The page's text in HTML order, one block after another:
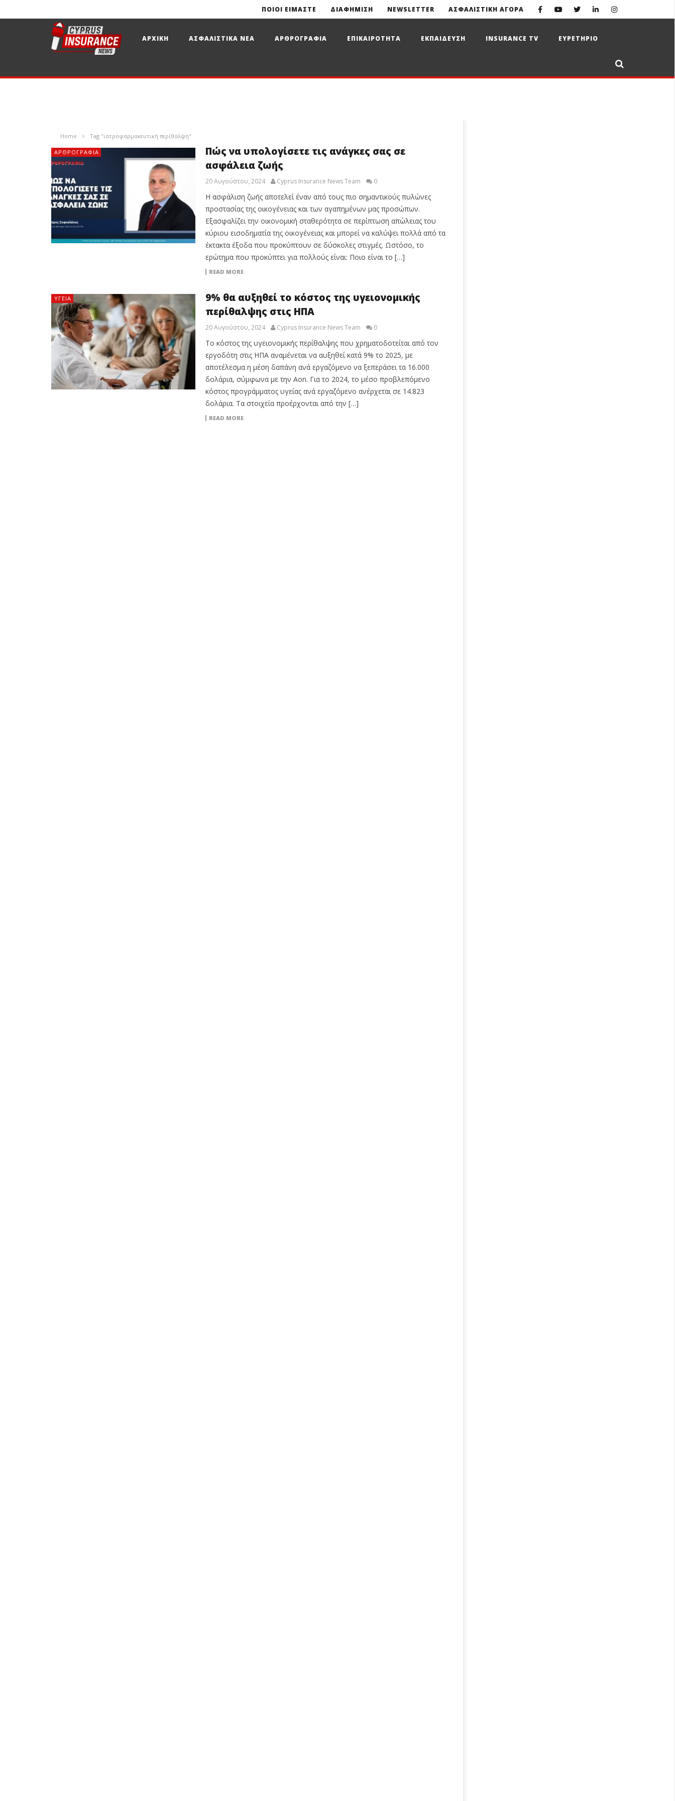
ΠΟΙΟΙ ΕΙΜΑΣΤΕ ΔΙΑΦΗΜΙΣΗ NEWSLETTER ΑΣΦΑΛΙΣΤΙΚΗ ΑΓΟΡΑ
ΑΡΧΙΚΗ ΑΣΦΑΛΙΣΤΙΚΑ ΝΕΑ ΑΡΘΡΟΓΡΑΦΙΑ ΕΠΙΚΑΙΡΟΤΗΤΑ ΕΚΠΑΙΔΕΥΣΗ INSURANCE TV ΕΥΡΕΤΗΡΙΟ
Home Tag "ιατροφαρμακευτική περίθαλψη"
ΑΡΘΡΟΓΡΑΦΊΑ
Πώς να υπολογίσετε τις ανάγκες σας σε
ασφάλεια ζωής
20 Αυγούστου, 2024 Cyprus Insurance News Team 0
Η ασφάλιση ζωής αποτελεί έναν από τους πιο σημαντικούς πυλώνες
προστασίας της οικογένειας και των αγαπημένων μας προσώπων.
Εξασφαλίζει την οικονομική σταθερότητα σε περίπτωση απώλειας του
κύριου εισοδηματία της οικογένειας και μπορεί να καλύψει πολλά από τα
έκτακτα έξοδα που προκύπτουν σε δύσκολες στιγμές. Ωστόσο, το
ερώτημα που προκύπτει για πολλούς είναι: Ποιο είναι το […]
READ MORE
ΥΓΕΊΑ
9% θα αυξηθεί το κόστος της υγειονομικής
περίθαλψης στις ΗΠΑ
20 Αυγούστου, 2024 Cyprus Insurance News Team 0
Το κόστος της υγειονομικής περίθαλψης που χρηματοδοτείται από τον
εργοδότη στις ΗΠΑ αναμένεται να αυξηθεί κατά 9% το 2025, με
αποτέλεσμα η μέση δαπάνη ανά εργαζόμενο να ξεπεράσει τα 16.000
δολάρια, σύμφωνα με την Aon. Για το 2024, το μέσο προβλεπόμενο
κόστος προγράμματος υγείας ανά εργαζόμενο ανέρχεται σε 14.823
δολάρια. Τα στοιχεία προέρχονται από την […]
READ MORE